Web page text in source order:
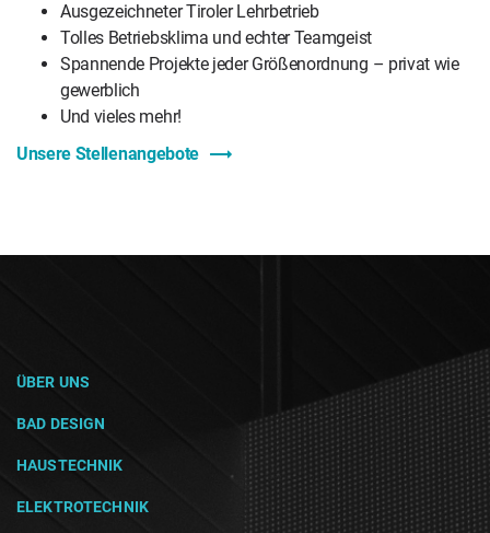
Ausgezeichneter Tiroler Lehrbetrieb
Tolles Betriebsklima und echter Teamgeist
Spannende Projekte jeder Größenordnung – privat wie
gewerblich
Und vieles mehr!
Unsere Stellenangebote
ÜBER UNS
BAD DESIGN
HAUSTECHNIK
ELEKTROTECHNIK